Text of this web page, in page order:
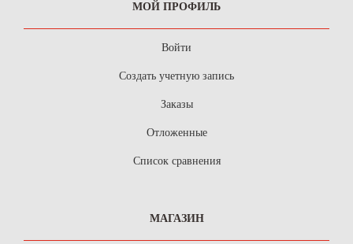
МОЙ ПРОФИЛЬ
Войти
Создать учетную запись
Заказы
Отложенные
Список сравнения
МАГАЗИН